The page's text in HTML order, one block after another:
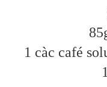
1 càc café